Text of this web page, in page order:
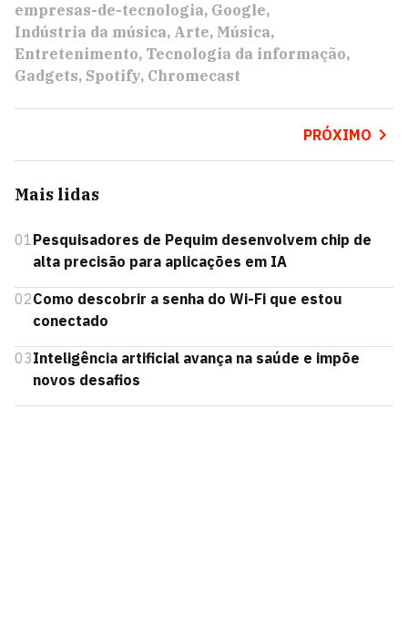
empresas-de-tecnologia Google
Indústria da música Arte Música
Entretenimento Tecnologia da informação
Gadgets Spotify Chromecast
PRÓXIMO
Mais lidas
01Pesquisadores de Pequim desenvolvem chip de
alta precisão para aplicações em IA
02Como descobrir a senha do Wi-Fi que estou
conectado
03Inteligência artificial avança na saúde e impõe
novos desafios